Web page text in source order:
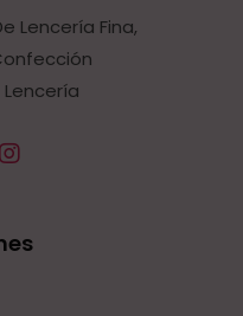
Lencería Fina,